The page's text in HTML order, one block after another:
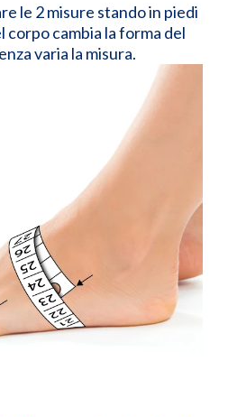
le 2 misure stando in piedi
corpo cambia la forma del
varia la misura.